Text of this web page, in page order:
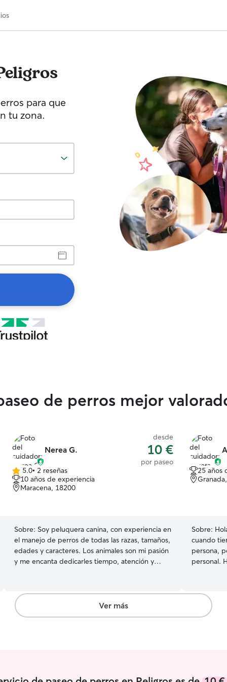
para que
tu zona.
de perros mejor
Nerea G.
desde
10 €
por paseo
5.0
de
5
5.0• 2 reseñas
10 años de experiencia
Maracena, 18200
Sobre: Soy peluquera canina, con experiencia en
el manejo de perros de todas las razas, tamaños,
edades y caracteres. Los animales son mi pasión
y me encanta dedicarles tiempo, atención y
Cuidado en tu domicilio, para que tu mascota
permanezca en su entorno. 🚶 Paseos
personalizados, adaptados a su edad, tamaño,
paciencia y trato cercano para que tu
25 años
Sobre:
cuando
persona,
personal.
he
mucha
cuido a
de
Ver más